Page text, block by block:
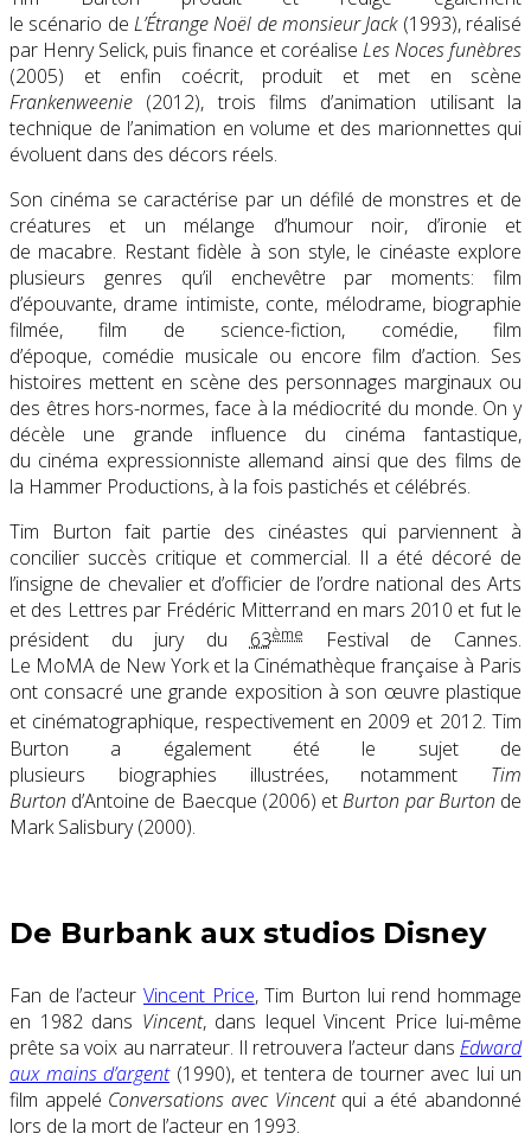
le scénario de L’Étrange Noël de monsieur Jack(1993), réalisé
par Henry Selick, puis finance et coréalise Les Noces funèbres
(2005) et enfin coécrit, produit et met en scène
Frankenweenie (2012), trois films d’animation utilisant la
technique de l’animation en volume et des marionnettes qui
évoluent dans des décors réels.
Son cinéma se caractérise par un défilé de monstres et de
créatures et un mélange d’humour noir, d’ironie et
de macabre. Restant fidèle à son style, le cinéaste explore
plusieurs genres qu’il enchevêtre par moments: film
d’épouvante, drame intimiste, conte, mélodrame, biographie
filmée, film de science-fiction, comédie, film
d’époque, comédie musicale ou encore film d’action. Ses
histoires mettent en scène des personnages marginaux ou
des êtres hors-normes, face à la médiocrité du monde. On y
décèle une grande influence du cinéma fantastique,
du cinéma expressionniste allemand ainsi que des films de
la Hammer Productions, à la fois pastichés et célébrés.
Tim Burton fait partie des cinéastes qui parviennent à
concilier succès critique et commercial. Il a été décoré de
l’insigne de chevalier et d’officier de l’ordre national des Arts
et des Lettres par Frédéric Mitterrand en mars 2010 et fut le
président du jury du 63ème
Festival de Cannes.
Le MoMA de New York et la Cinémathèque française à Paris
ont consacré une grande exposition à son œuvre plastique
et cinématographique, respectivement en 2009 et 2012. Tim
Burton a également été le sujet de
plusieurs biographies illustrées, notamment Tim
Burton d’Antoine de Baecque (2006) etBurton par Burton de
Mark Salisbury (2000).
De Burbank aux studios Disney
Fan de l’acteur Vincent Price, Tim Burton lui rend hommage
en 1982 dans Vincent, dans lequel Vincent Price lui-même
prête sa voix au narrateur. Il retrouvera l’acteur dans Edward
aux mains d’argent(1990), et tentera de tourner avec lui un
film appelé Conversations avec Vincentqui a été abandonné
lors de la mort de l’acteur en 1993.